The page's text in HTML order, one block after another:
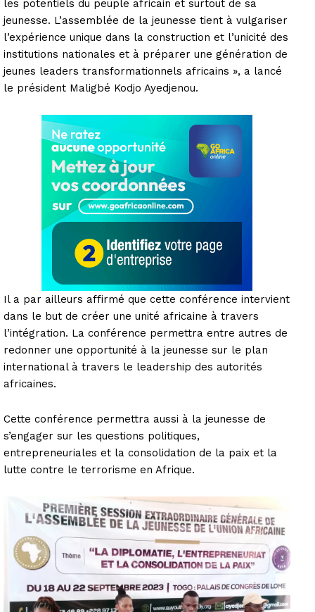
les potentiels du peuple africain et surtout de sa
jeunesse. L’assemblée de la jeunesse tient à vulgariser
l’expérience unique dans la construction et l’unicité des
institutions nationales et à préparer une génération de
jeunes leaders transformationnels africains », a lancé
le président Maligbé Kodjo Ayedjenou.
Il a par ailleurs affirmé que cette conférence intervient
dans le but de créer une unité africaine à travers
l’intégration. La conférence permettra entre autres de
redonner une opportunité à la jeunesse sur le plan
international à travers le leadership des autorités
africaines.
Cette conférence permettra aussi à la jeunesse de
s’engager sur les questions politiques,
entrepreneuriales et la consolidation de la paix et la
lutte contre le terrorisme en Afrique.